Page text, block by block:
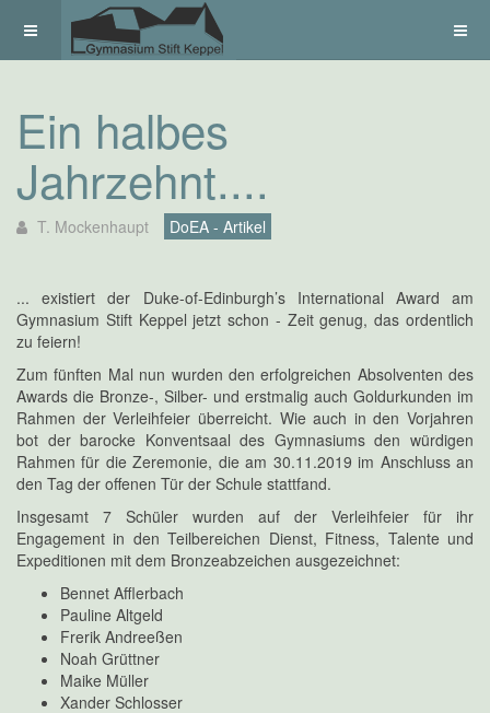
Ein halbes
Jahrzehnt....
T. Mockenhaupt DoEA - Artikel
... existiert der Duke-of-Edinburgh’s International Award am
Gymnasium Stift Keppel jetzt schon - Zeit genug, das ordentlich
zu feiern!
Zum fünften Mal nun wurden den erfolgreichen Absolventen des
Awards die Bronze-, Silber- und erstmalig auch Goldurkunden im
Rahmen der Verleihfeier überreicht. Wie auch in den Vorjahren
bot der barocke Konventsaal des Gymnasiums den würdigen
Rahmen für die Zeremonie, die am 30.11.2019 im Anschluss an
den Tag der offenen Tür der Schule stattfand.
Insgesamt 7 Schüler wurden auf der Verleihfeier für ihr
Engagement in den Teilbereichen Dienst, Fitness, Talente und
Expeditionen mit dem Bronzeabzeichen ausgezeichnet:
Bennet Afflerbach
Pauline Altgeld
Frerik Andreeßen
Noah Grüttner
Maike Müller
Xander Schlosser